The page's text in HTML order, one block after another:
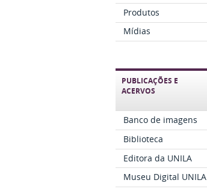
Produtos
Mídias
PUBLICAÇÕES E
ACERVOS
Banco de imagens
Biblioteca
Editora da UNILA
Museu Digital UNILA